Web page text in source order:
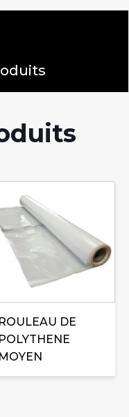
ROULEAU DE
POLYTHENE
MOYEN